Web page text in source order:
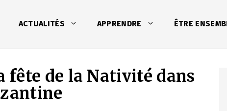
ACTUALITÉS APPRENDRE ÊTRE
fête de la Nativité dans